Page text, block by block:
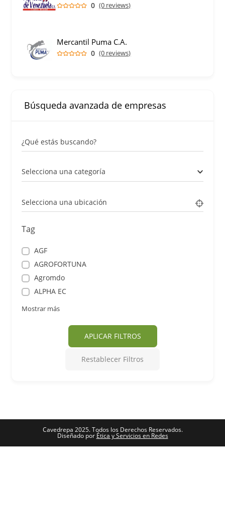
0 (0 reviews)
Mercantil Puma C.A.
0 (0 reviews)
Búsqueda avanzada de empresas
¿Qué estás buscando?
Selecciona una categoría
Selecciona una ubicación
Tag
AGF
AGROFORTUNA
Agromdo
ALPHA EC
Mostrar más
APLICAR FILTROS
Restablecer Filtros
Cavedrepa 2025. Todos los Derechos Reservados.
Diseñado por Ética y Servicios en Redes